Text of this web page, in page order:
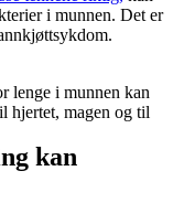
i munnen. Det er
lenge i munnen kan
hjertet, magen og til
kan